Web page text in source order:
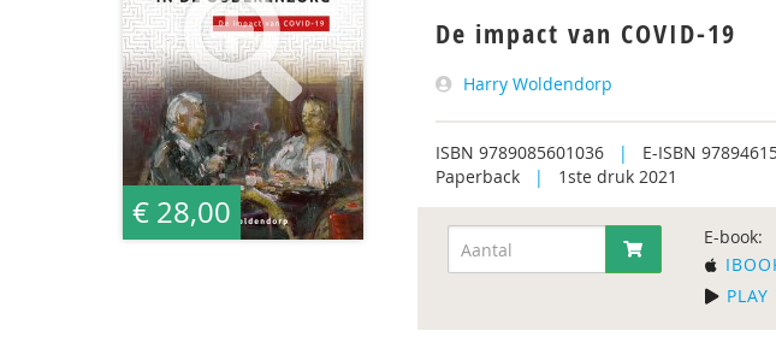
€ 28,00
De impact van COVID-19
Harry Woldendorp
ISBN 9789085601036 | E-ISBN
Paperback
| 1ste druk 2021
E-book:
PLAY